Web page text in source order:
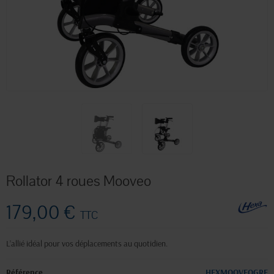
Rollator 4 roues Mooveo
179,00 € TTC
L’allié idéal pour vos déplacements au quotidien.